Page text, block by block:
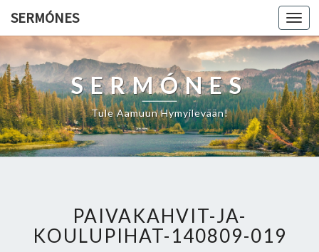
SERMÓNES
SERMÓNES
Tule Aamuun Hymyilevään!
PAIVAKAHVIT-JA-
KOULUPIHAT-140809-019